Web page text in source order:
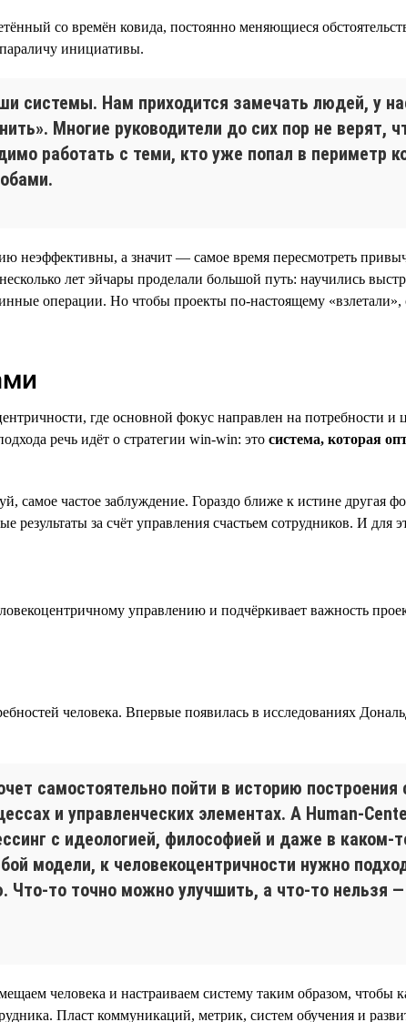
со времён ковида, постоянно меняющиеся
инициативы.
системы. Нам приходится замечать людей, у
Многие руководители до сих пор не верят,
работать с теми, кто уже попал в периметр
неэффективны, а значит — самое время пересмотреть
лет эйчары проделали большой путь: научились
операции. Но чтобы проекты по-настоящему
где основной фокус направлен на потребности
речь идёт о стратегии win-win: это система, которая
частое заблуждение. Гораздо ближе к истине другая
за счёт управления счастьем сотрудников. И для
управлению и подчёркивает важность
человека. Впервые появилась в исследованиях
самостоятельно пойти в историю
и управленческих элементах. А Human-
с идеологией, философией и даже в каком-
модели, к человекоцентричности нужно
то точно можно улучшить, а что-то нельзя
человека и настраиваем систему таким образом, чтобы
Пласт коммуникаций, метрик, систем обучения и